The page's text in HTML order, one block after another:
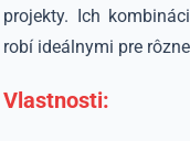
projekty. Ich
robí ideálnymi pre
Vlastnosti: